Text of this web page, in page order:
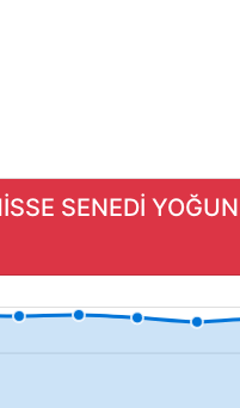
SENEDİ